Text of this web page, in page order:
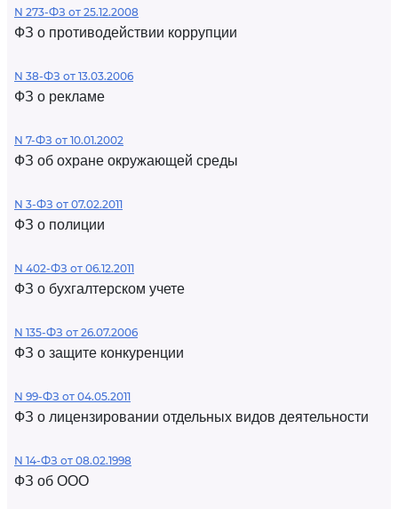
N 273-ФЗ от 25.12.2008
ФЗ о противодействии коррупции
N 38-ФЗ от 13.03.2006
ФЗ о рекламе
N 7-ФЗ от 10.01.2002
ФЗ об охране окружающей среды
N 3-ФЗ от 07.02.2011
ФЗ о полиции
N 402-ФЗ от 06.12.2011
ФЗ о бухгалтерском учете
N 135-ФЗ от 26.07.2006
ФЗ о защите конкуренции
N 99-ФЗ от 04.05.2011
ФЗ о лицензировании отдельных видов деятельности
N 14-ФЗ от 08.02.1998
ФЗ об ООО